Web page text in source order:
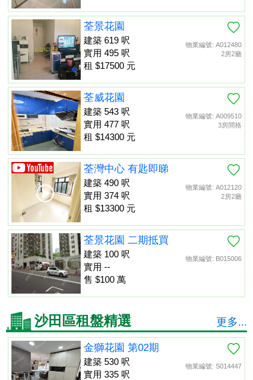
物業編號: A012480
2房2廳
荃景花園
建築 619 呎
實用 495 呎
租 $17500 元
物業編號: A009510
3房間格
荃威花園
建築 543 呎
實用 477 呎
租 $14300 元
物業編號: A012120
2房2廳
荃灣中心 有匙即睇
建築 490 呎
實用 374 呎
租 $13300 元
物業編號: B015006
荃景花園 二期抵買
建築 100 呎
實用 --
售 $100 萬
沙田區租盤精選 更多...
物業編號: S014447
金獅花園 第02期
建築 530 呎
實用 335 呎